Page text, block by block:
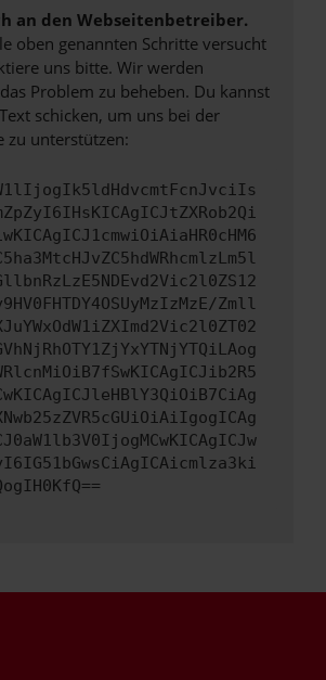
an den Webseitenbetreiber.
oben genannten Schritte versucht
uns bitte. Wir werden
Problem zu beheben. Du kannst
schicken, um uns bei der
zu unterstützen:
Zmll